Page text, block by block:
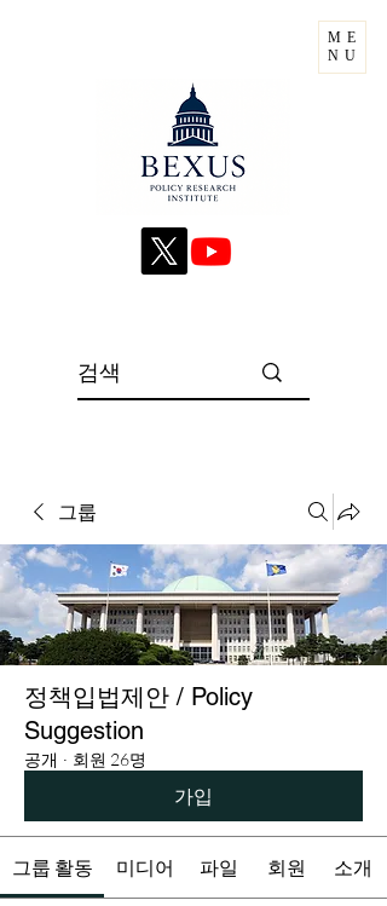
ME
NU
그룹
정책입법제안 / Policy
Suggestion
공개 · 회원 26명
가입
그룹 활동 미디어 파일 회원 소개